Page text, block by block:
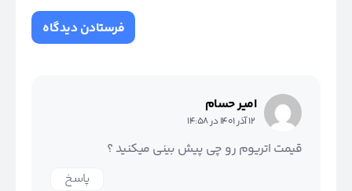
امیر حسام
12 آذر 1401 در 14:58
قیمت اتریوم رو چی پیش بینی میکنید ؟
پاسخ